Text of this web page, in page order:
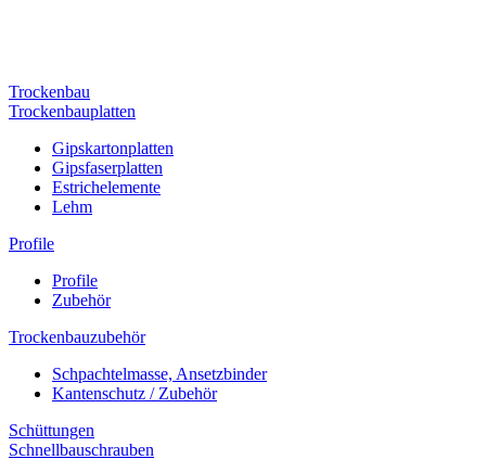
Trockenbau
Trockenbauplatten
Gipskartonplatten
Gipsfaserplatten
Estrichelemente
Lehm
Profile
Profile
Zubehör
Trockenbauzubehör
Schpachtelmasse, Ansetzbinder
Kantenschutz / Zubehör
Schüttungen
Schnellbauschrauben